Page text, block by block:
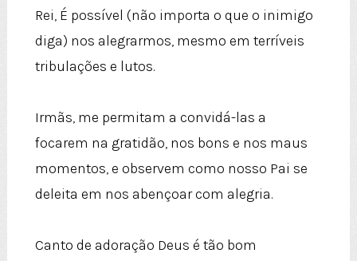
Rei, É possível (não importa o que o inimigo
diga) nos alegrarmos, mesmo em terríveis
tribulações e lutos.
Irmãs, me permitam a convidá-las a
focarem na gratidão, nos bons e nos maus
momentos, e observem como nosso Pai se
deleita em nos abençoar com alegria.
Canto de adoração Deus é tão bom